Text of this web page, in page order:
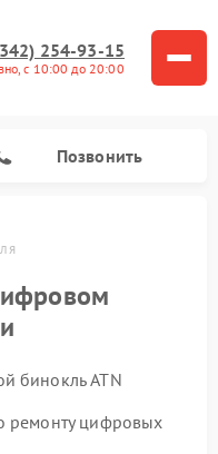
254-93-15
с 10:00 до 20:00
Позвонить
бинокль ATN
ремонту цифровых